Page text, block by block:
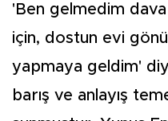
'Ben gelmedim
için, dostun evi
yapmaya geldim'
barış ve anlayış